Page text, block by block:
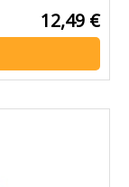
12,49 €